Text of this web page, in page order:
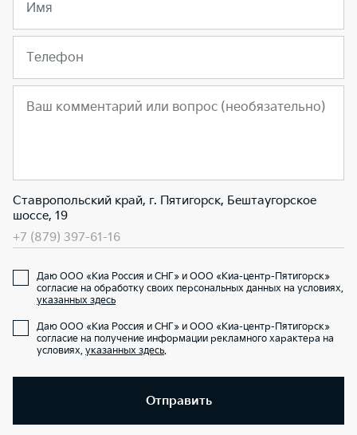
Имя
Телефон
Ставропольский край, г. Пятигорск, Бештаугорское
шоссе, 19
+7 (879) 397-61-16
Даю ООО «Киа Россия и СНГ» и ООО «Киа-центр-Пятигорск»
согласие на обработку своих персональных данных на условиях,
указанных здесь
Даю ООО «Киа Россия и СНГ» и ООО «Киа-центр-Пятигорск»
согласие на получение информации рекламного характера на
условиях, указанных здесь.
Отправить